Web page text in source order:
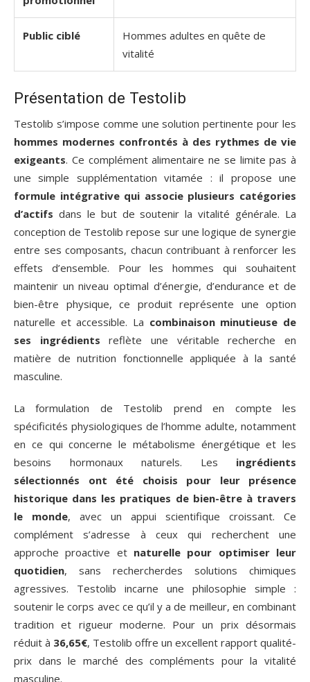
Public ciblé
Hommes adultes en quête de
vitalité
Présentation de Testolib
Testolib s’impose comme une solution pertinente pour les
hommes modernes confrontés à des rythmes de vie
exigeants. Ce complément alimentaire ne se limite pas à
une simple supplémentation vitamée : il propose une
formule intégrative qui associe plusieurs catégories
d’actifs dans le but de soutenir la vitalité générale. La
conception de Testolib repose sur une logique de synergie
entre ses composants, chacun contribuant à renforcer les
effets d’ensemble. Pour les hommes qui souhaitent
maintenir un niveau optimal d’énergie, d’endurance et de
bien-être physique, ce produit représente une option
naturelle et accessible. La combinaison minutieuse de
ses ingrédients reflète une véritable recherche en
matière de nutrition fonctionnelle appliquée à la santé
masculine.
La formulation de Testolib prend en compte les
spécificités physiologiques de l’homme adulte, notamment
en ce qui concerne le métabolisme énergétique et les
besoins hormonaux naturels. Les ingrédients
sélectionnés ont été choisis pour leur présence
historique dans les pratiques de bien-être à travers
le monde, avec un appui scientifique croissant. Ce
complément s’adresse à ceux qui recherchent une
approche proactive et naturelle pour optimiser leur
quotidien, sans rechercherdes solutions chimiques
agressives. Testolib incarne une philosophie simple :
soutenir le corps avec ce qu’il y a de meilleur, en combinant
tradition et rigueur moderne. Pour un prix désormais
réduit à 36,65€, Testolib offre un excellent rapport qualité-
prix dans le marché des compléments pour la vitalité
masculine.